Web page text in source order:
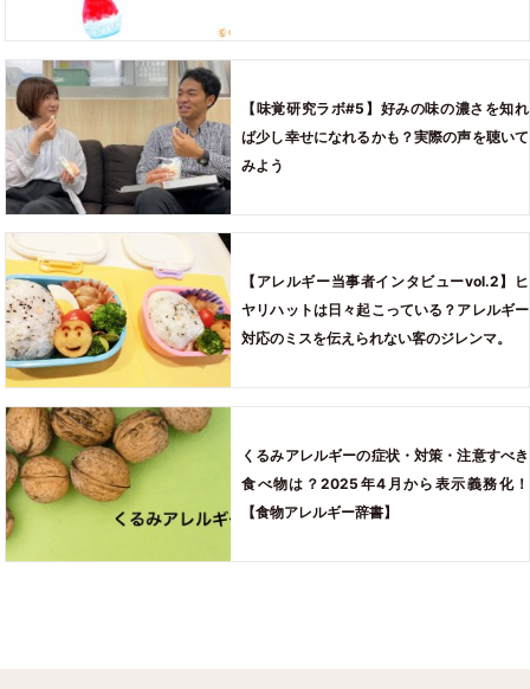
【味覚研究ラボ#5】好みの味の濃さを知れ
ば少し幸せになれるかも？実際の声を聴いて
みよう
【アレルギー当事者インタビューvol.2】ヒ
ヤリハットは日々起こっている？アレルギー
対応のミスを伝えられない客のジレンマ。
くるみアレルギーの症状・対策・注意すべき
食べ物は？2025年4月から表示義務化！
【食物アレルギー辞書】